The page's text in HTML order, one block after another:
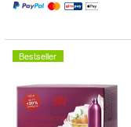
Bestseller